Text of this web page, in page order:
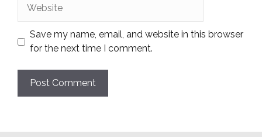
Save my name, email, and website in this browser
for the next time I comment.